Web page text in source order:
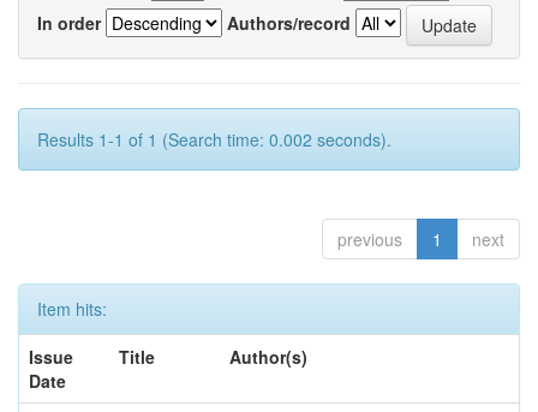
In order
Authors/record
Results 1-1 of 1 (Search time: 0.002 seconds).
previous 1 next
Item hits:
Issue
Date
Title Author(s)